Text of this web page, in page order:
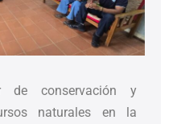
de conservación y
naturales en la